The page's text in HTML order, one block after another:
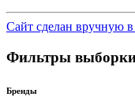
Сайт сделан вручную
Фильтры
Бренды